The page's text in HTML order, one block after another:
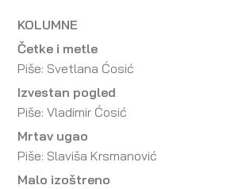
KOLUMNE
Četke i metle
Piše: Svetlana Ćosić
Izvestan pogled
Piše: Vladimir Ćosić
Mrtav ugao
Piše: Slaviša Krsmanović
Malo izoštreno